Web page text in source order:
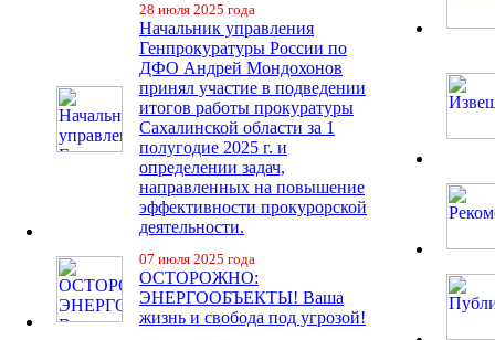
28 июля 2025 года
Начальник управления
Генпрокуратуры России по
ДФО Андрей Мондохонов
принял участие в подведении
итогов работы прокуратуры
Сахалинской области за 1
полугодие 2025 г. и
определении задач,
направленных на повышение
эффективности прокурорской
деятельности.
07 июля 2025 года
ОСТОРОЖНО:
ЭНЕРГООБЪЕКТЫ! Ваша
жизнь и свобода под угрозой!